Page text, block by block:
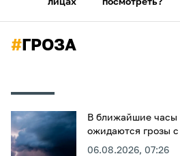
лицах
посмотреть?
# ГРОЗА
В ближайшие часы
ожидаются грозы
06.08.2026, 07:26